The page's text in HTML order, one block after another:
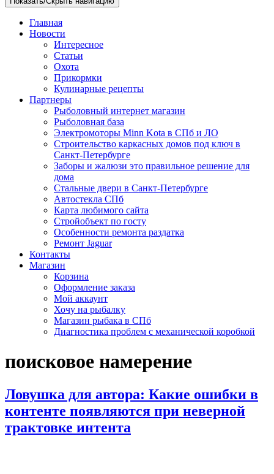
Главная
Новости
Интересное
Статьи
Охота
Прикормки
Кулинарные рецепты
Партнеры
Рыболовный интернет магазин
Рыболовная база
Электромоторы Minn Kota в СПб и ЛО
Строительство каркасных домов под ключ в
Санкт-Петербурге
Заборы и жалюзи это правильное решение для
дома
Стальные двери в Санкт-Петербурге
Автостекла СПб
Карта любимого сайта
Стройобъект по госту
Особенности ремонта раздатка
Ремонт Jaguar
Контакты
Магазин
Корзина
Оформление заказа
Мой аккаунт
Хочу на рыбалку
Магазин рыбака в СПб
Диагностика проблем с механической коробкой
поисковое намерение
Ловушка для автора: Какие ошибки в
контенте появляются при неверной
трактовке интента